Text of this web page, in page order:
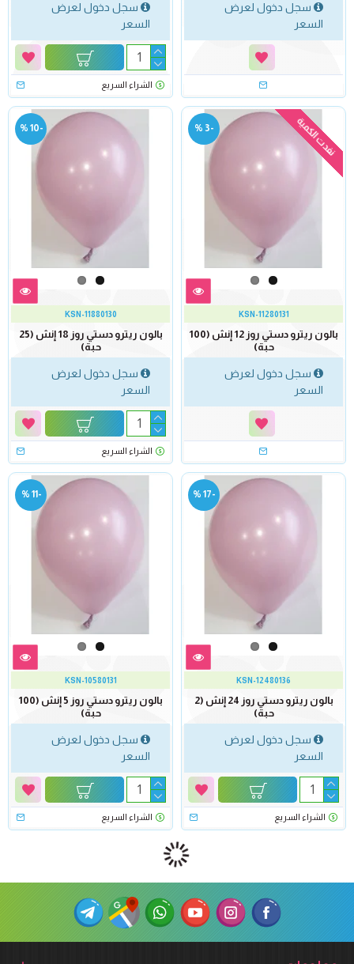
سجل دخول لعرض
السعر
سجل دخول لعرض
السعر
الشراء السريع
-3 % نفدت الكمية
KSN-11280131
بالون ريترو دستي روز 12 إنش (100
حبة)
سجل دخول لعرض
السعر
-10 %
KSN-11880130
بالون ريترو دستي روز 18 إنش (25
حبة)
سجل دخول لعرض
السعر
الشراء السريع
-17 %
KSN-12480136
بالون ريترو دستي روز 24 إنش (2
حبة)
سجل دخول لعرض
السعر
الشراء السريع
-11 %
KSN-10580131
بالون ريترو دستي روز 5 إنش (100
حبة)
سجل دخول لعرض
السعر
الشراء السريع